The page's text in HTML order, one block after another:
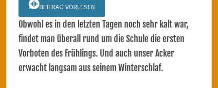
BEITRAG VORLESEN
Obwohl es in den letzten Tagen noch sehr kalt war,
findet man überall rund um die Schule die ersten
Vorboten des Frühlings. Und auch unser Acker
erwacht langsam aus seinem Winterschlaf.